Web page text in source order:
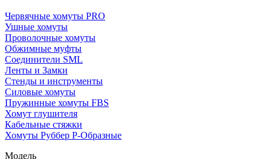
Червячные хомуты PRO
Ушные хомуты
Проволочные хомуты
Обжимные муфты
Соединители SML
Ленты и Замки
Стенды и инструменты
Силовые хомуты
Пружинные хомуты FBS
Хомут глушителя
Кабельные стяжки
Хомуты Руббер Р-Образные
Модель